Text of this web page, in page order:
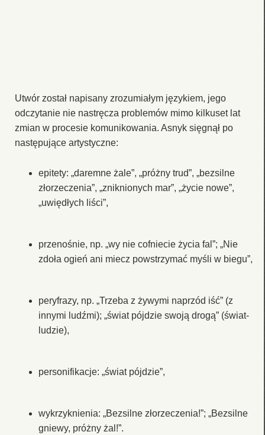
Utwór został napisany zrozumiałym językiem, jego
odczytanie nie nastręcza problemów mimo kilkuset lat
zmian w procesie komunikowania. Asnyk sięgnął po
następujące artystyczne:
epitety: „daremne żale”, „próżny trud”, „bezsilne
złorzeczenia”, „zniknionych mar”, „życie nowe”,
„uwiędłych liści”,
przenośnie, np. „wy nie cofniecie życia fal”; „Nie
zdoła ogień ani miecz powstrzymać myśli w biegu”,
peryfrazy, np. „Trzeba z żywymi naprzód iść” (z
innymi ludźmi); „świat pójdzie swoją drogą” (świat-
ludzie),
personifikacje: „świat pójdzie”,
wykrzyknienia: „Bezsilne złorzeczenia!”; „Bezsilne
gniewy, próżny żal!”.